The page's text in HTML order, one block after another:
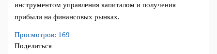
инструментом управления капиталом и получения
прибыли на финансовых рынках.
Просмотров: 169
Поделиться